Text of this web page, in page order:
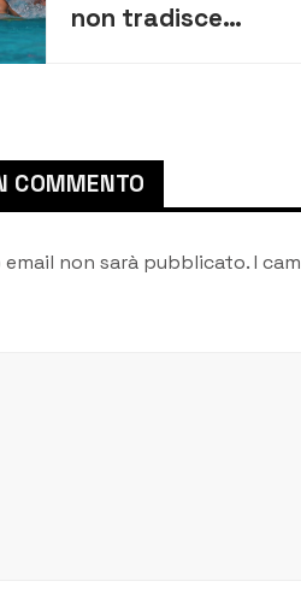
non tradisce
COMMENTO
non sarà pubblicato.I